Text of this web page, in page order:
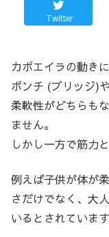
Twitter
カポエイラの動き
ポンチ (ブリッジ)
柔軟性がどちらも
ません。
しかし一方で筋力
例えば子供が体が
さだけでなく、大
いるとされています